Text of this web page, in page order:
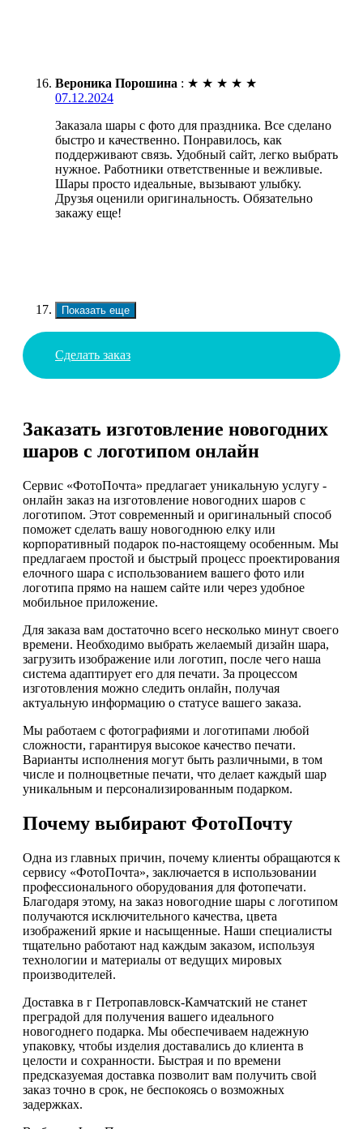
Вероника Порошина : ★ ★ ★ ★ ★
07.12.2024
Заказала шары с фото для праздника. Все сделано
быстро и качественно. Понравилось, как
поддерживают связь. Удобный сайт, легко выбрать
нужное. Работники ответственные и вежливые.
Шары просто идеальные, вызывают улыбку.
Друзья оценили оригинальность. Обязательно
закажу еще!
Показать еще
Сделать заказ
Заказать изготовление новогодних
шаров с логотипом онлайн
Сервис «ФотоПочта» предлагает уникальную услугу -
онлайн заказ на изготовление новогодних шаров с
логотипом. Этот современный и оригинальный способ
поможет сделать вашу новогоднюю елку или
корпоративный подарок по-настоящему особенным. Мы
предлагаем простой и быстрый процесс проектирования
елочного шара с использованием вашего фото или
логотипа прямо на нашем сайте или через удобное
мобильное приложение.
Для заказа вам достаточно всего несколько минут своего
времени. Необходимо выбрать желаемый дизайн шара,
загрузить изображение или логотип, после чего наша
система адаптирует его для печати. За процессом
изготовления можно следить онлайн, получая
актуальную информацию о статусе вашего заказа.
Мы работаем с фотографиями и логотипами любой
сложности, гарантируя высокое качество печати.
Варианты исполнения могут быть различными, в том
числе и полноцветные печати, что делает каждый шар
уникальным и персонализированным подарком.
Почему выбирают ФотоПочту
Одна из главных причин, почему клиенты обращаются к
сервису «ФотоПочта», заключается в использовании
профессионального оборудования для фотопечати.
Благодаря этому, на заказ новогодние шары с логотипом
получаются исключительного качества, цвета
изображений яркие и насыщенные. Наши специалисты
тщательно работают над каждым заказом, используя
технологии и материалы от ведущих мировых
производителей.
Доставка в г Петропавловск-Камчатский не станет
преградой для получения вашего идеального
новогоднего подарка. Мы обеспечиваем надежную
упаковку, чтобы изделия доставались до клиента в
целости и сохранности. Быстрая и по времени
предсказуемая доставка позволит вам получить свой
заказ точно в срок, не беспокоясь о возможных
задержках.